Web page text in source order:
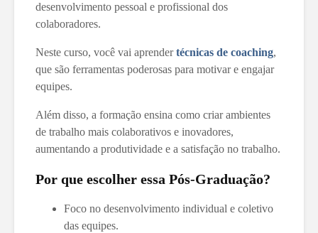
desenvolvimento pessoal e profissional dos
colaboradores.
Neste curso, você vai aprendertécnicas de coaching,
que são ferramentas poderosas para motivar e engajar
equipes.
Além disso, a formação ensina como criar ambientes
de trabalho mais colaborativos e inovadores,
aumentando a produtividade e a satisfação no trabalho.
Por que escolher essa Pós-Graduação?
Foco no desenvolvimento individual e coletivo
das equipes.